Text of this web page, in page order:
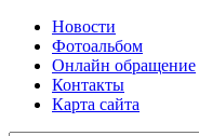
Новости
Фотоальбом
Онлайн обращение
Контакты
Карта сайта